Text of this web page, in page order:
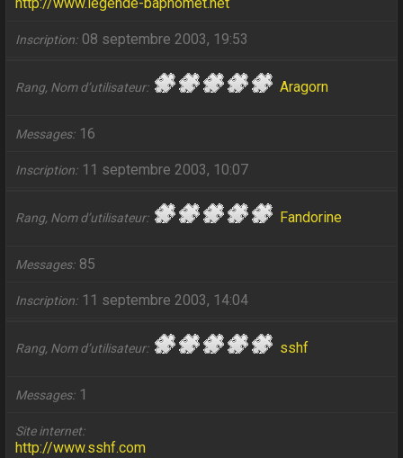
Inscription 08 septembre 2003, 19:53
Rang, Nom d’utilisateur Aragorn
Messages 16
Inscription 11 septembre 2003, 10:07
Rang, Nom d’utilisateur Fandorine
Messages 85
Inscription 11 septembre 2003, 14:04
Rang, Nom d’utilisateur sshf
Messages 1
Site internet
http://www.sshf.com